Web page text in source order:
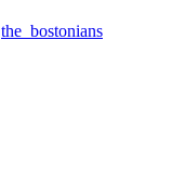
the_bostonians